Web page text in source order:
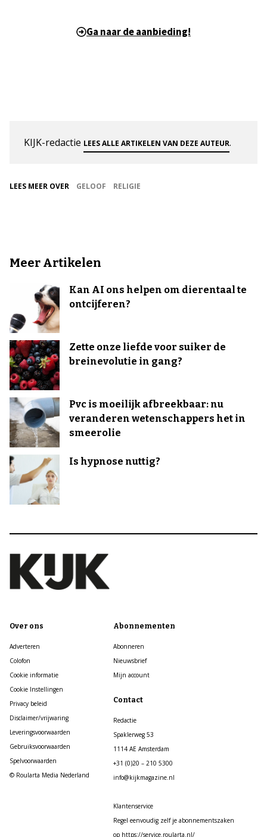
Ga naar de aanbieding!
KIJK-redactie LEES ALLE ARTIKELEN VAN DEZE AUTEUR.
LEES MEER OVER GELOOF RELIGIE
Meer Artikelen
Kan AI ons helpen om dierentaal te
ontcijferen?
Zette onze liefde voor suiker de
breinevolutie in gang?
Pvc is moeilijk afbreekbaar: nu
veranderen wetenschappers het in
smeerolie
Is hypnose nuttig?
Over ons
Adverteren
Colofon
Cookie informatie
Cookie Instellingen
Privacy beleid
Disclaimer/vrijwaring
Leveringsvoorwaarden
Gebruiksvoorwaarden
Spelvoorwaarden
© Roularta Media Nederland
Abonnementen
Abonneren
Nieuwsbrief
Mijn account
Contact
Redactie
Spaklerweg 53
1114 AE Amsterdam
+31 (0)20 – 210 5300
info@kijkmagazine.nl
Klantenservice
Regel eenvoudig zelf je abonnementszaken
op https://service.roularta.nl/